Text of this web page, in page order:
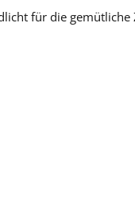
für die gemütliche